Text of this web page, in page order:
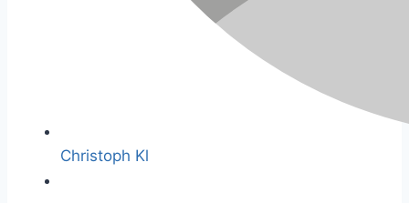
Christoph Kl